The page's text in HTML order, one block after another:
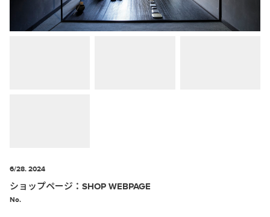
6/28. 2024
ショップページ：SHOP WEBPAGE
No.